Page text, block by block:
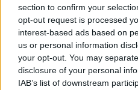
section to confirm your
opt-out request is processed
interest-based ads based on
us or personal information
your opt-out. You may
disclosure of your personal
IAB’s list of downstream
Jön a nemzeti judo az
Ezer iskolában szeretnék tanítani
Tompítás művészete.